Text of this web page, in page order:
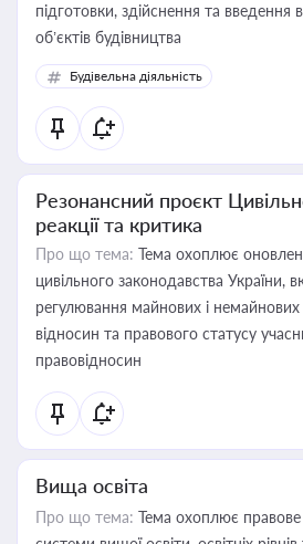
підготовки, здійснення та введення
об’єктів будівництва
Будівельна діяльність
Резонансний проєкт
реакції та критика
Про що тема: Тема охоплює
цивільного законодавства України,
регулювання майнових і немайнових
відносин та правового статусу
правовідносин
Вища освіта
Про що тема: Тема охоплює